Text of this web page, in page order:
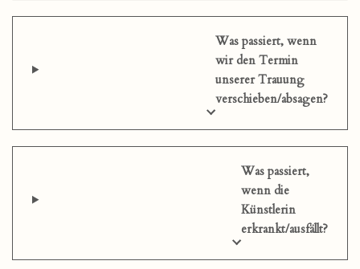
Was passiert, wenn
wir den Termin
unserer Trauung
verschieben/absagen?
Was passiert,
wenn die
Künstlerin
erkrankt/ausfällt?